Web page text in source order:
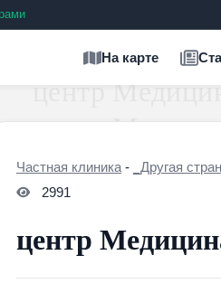
На карте
Частная клиника -
_Другая
2991
центр